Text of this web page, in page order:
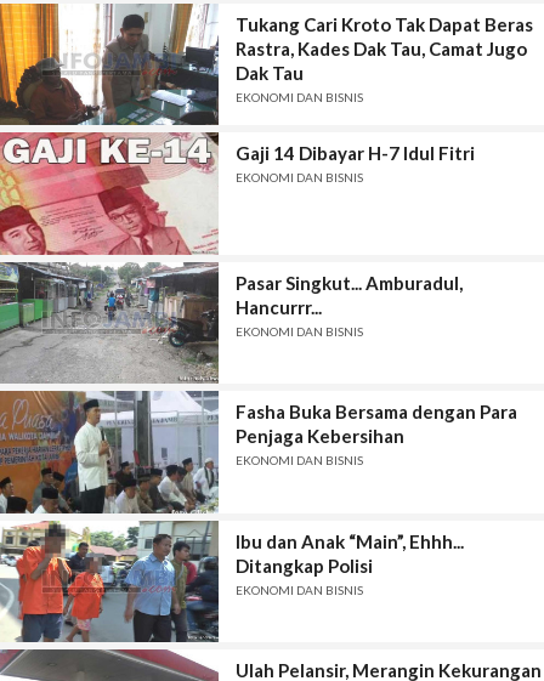
Tukang Cari Kroto Tak Dapat Beras
Rastra, Kades Dak Tau, Camat Jugo
Dak Tau
EKONOMI DAN BISNIS
Gaji 14 Dibayar H-7 Idul Fitri
EKONOMI DAN BISNIS
Pasar Singkut... Amburadul,
Hancurrr...
EKONOMI DAN BISNIS
Fasha Buka Bersama dengan Para
Penjaga Kebersihan
EKONOMI DAN BISNIS
Ibu dan Anak “Main”, Ehhh...
Ditangkap Polisi
EKONOMI DAN BISNIS
Ulah Pelansir, Merangin Kekurangan